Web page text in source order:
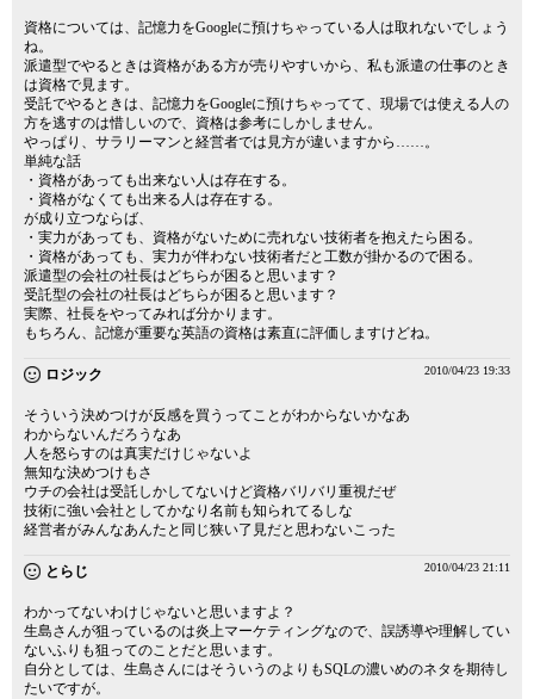
資格については、記憶力をGoogleに預けちゃっている人は取れないでしょう
ね。
派遣型でやるときは資格がある方が売りやすいから、私も派遣の仕事のとき
は資格で見ます。
受託でやるときは、記憶力をGoogleに預けちゃってて、現場では使える人の
方を逃すのは惜しいので、資格は参考にしかしません。
やっぱり、サラリーマンと経営者では見方が違いますから……。
単純な話
・資格があっても出来ない人は存在する。
・資格がなくても出来る人は存在する。
が成り立つならば、
・実力があっても、資格がないために売れない技術者を抱えたら困る。
・資格があっても、実力が伴わない技術者だと工数が掛かるので困る。
派遣型の会社の社長はどちらが困ると思います？
受託型の会社の社長はどちらが困ると思います？
実際、社長をやってみれば分かります。
もちろん、記憶が重要な英語の資格は素直に評価しますけどね。
ロジック 2010/04/23 19:33
そういう決めつけが反感を買うってことがわからないかなあ
わからないんだろうなあ
人を怒らすのは真実だけじゃないよ
無知な決めつけもさ
ウチの会社は受託しかしてないけど資格バリバリ重視だぜ
技術に強い会社としてかなり名前も知られてるしな
経営者がみんなあんたと同じ狭い了見だと思わないこった
とらじ 2010/04/23 21:11
わかってないわけじゃないと思いますよ？
生島さんが狙っているのは炎上マーケティングなので、誤誘導や理解してい
ないふりも狙ってのことだと思います。
自分としては、生島さんにはそういうのよりもSQLの濃いめのネタを期待し
たいですが。